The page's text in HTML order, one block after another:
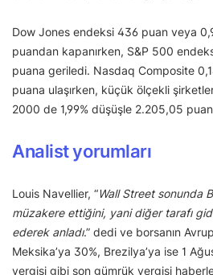
Dow Jones endeksi 436 puan veya
puandan kapanırken, S&P 500
puana geriledi. Nasdaq Composite
puana ulaşırken, küçük ölçekli
2000 de 1,99% düşüşle 2.205,05
Analist yorumları
Louis Navellier, “Wall Street sonunda
müzakere ettiğini, yani diğer tarafı
ederek anladı.” dedi ve borsanın
Meksika’ya 30%, Brezilya’ya ise 1
vergisi gibi son gümrük vergisi